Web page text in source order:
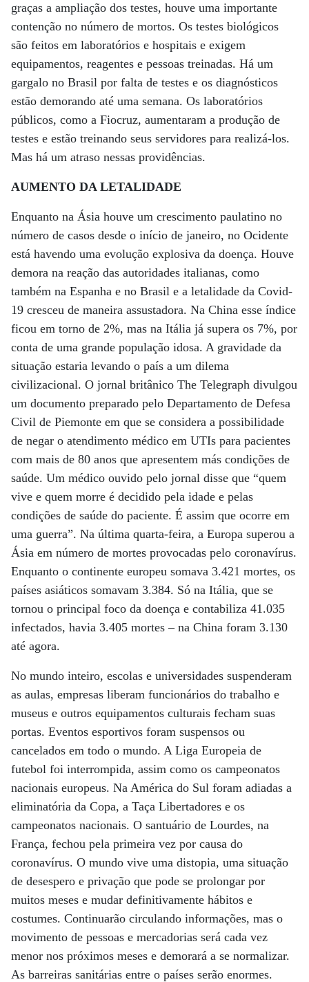
graças a ampliação dos testes, houve uma importante
contenção no número de mortos. Os testes biológicos
são feitos em laboratórios e hospitais e exigem
equipamentos, reagentes e pessoas treinadas. Há um
gargalo no Brasil por falta de testes e os diagnósticos
estão demorando até uma semana. Os laboratórios
públicos, como a Fiocruz, aumentaram a produção de
testes e estão treinando seus servidores para realizá-los.
Mas há um atraso nessas providências.
AUMENTO DA LETALIDADE
Enquanto na Ásia houve um crescimento paulatino no
número de casos desde o início de janeiro, no Ocidente
está havendo uma evolução explosiva da doença. Houve
demora na reação das autoridades italianas, como
também na Espanha e no Brasil e a letalidade da Covid-
19 cresceu de maneira assustadora. Na China esse índice
ficou em torno de 2%, mas na Itália já supera os 7%, por
conta de uma grande população idosa. A gravidade da
situação estaria levando o país a um dilema
civilizacional. O jornal britânico The Telegraph divulgou
um documento preparado pelo Departamento de Defesa
Civil de Piemonte em que se considera a possibilidade
de negar o atendimento médico em UTIs para pacientes
com mais de 80 anos que apresentem más condições de
saúde. Um médico ouvido pelo jornal disse que “quem
vive e quem morre é decidido pela idade e pelas
condições de saúde do paciente. É assim que ocorre em
uma guerra”. Na última quarta-feira, a Europa superou a
Ásia em número de mortes provocadas pelo coronavírus.
Enquanto o continente europeu somava 3.421 mortes, os
países asiáticos somavam 3.384. Só na Itália, que se
tornou o principal foco da doença e contabiliza 41.035
infectados, havia 3.405 mortes – na China foram 3.130
até agora.
No mundo inteiro, escolas e universidades suspenderam
as aulas, empresas liberam funcionários do trabalho e
museus e outros equipamentos culturais fecham suas
portas. Eventos esportivos foram suspensos ou
cancelados em todo o mundo. A Liga Europeia de
futebol foi interrompida, assim como os campeonatos
nacionais europeus. Na América do Sul foram adiadas a
eliminatória da Copa, a Taça Libertadores e os
campeonatos nacionais. O santuário de Lourdes, na
França, fechou pela primeira vez por causa do
coronavírus. O mundo vive uma distopia, uma situação
de desespero e privação que pode se prolongar por
muitos meses e mudar definitivamente hábitos e
costumes. Continuarão circulando informações, mas o
movimento de pessoas e mercadorias será cada vez
menor nos próximos meses e demorará a se normalizar.
As barreiras sanitárias entre o países serão enormes.